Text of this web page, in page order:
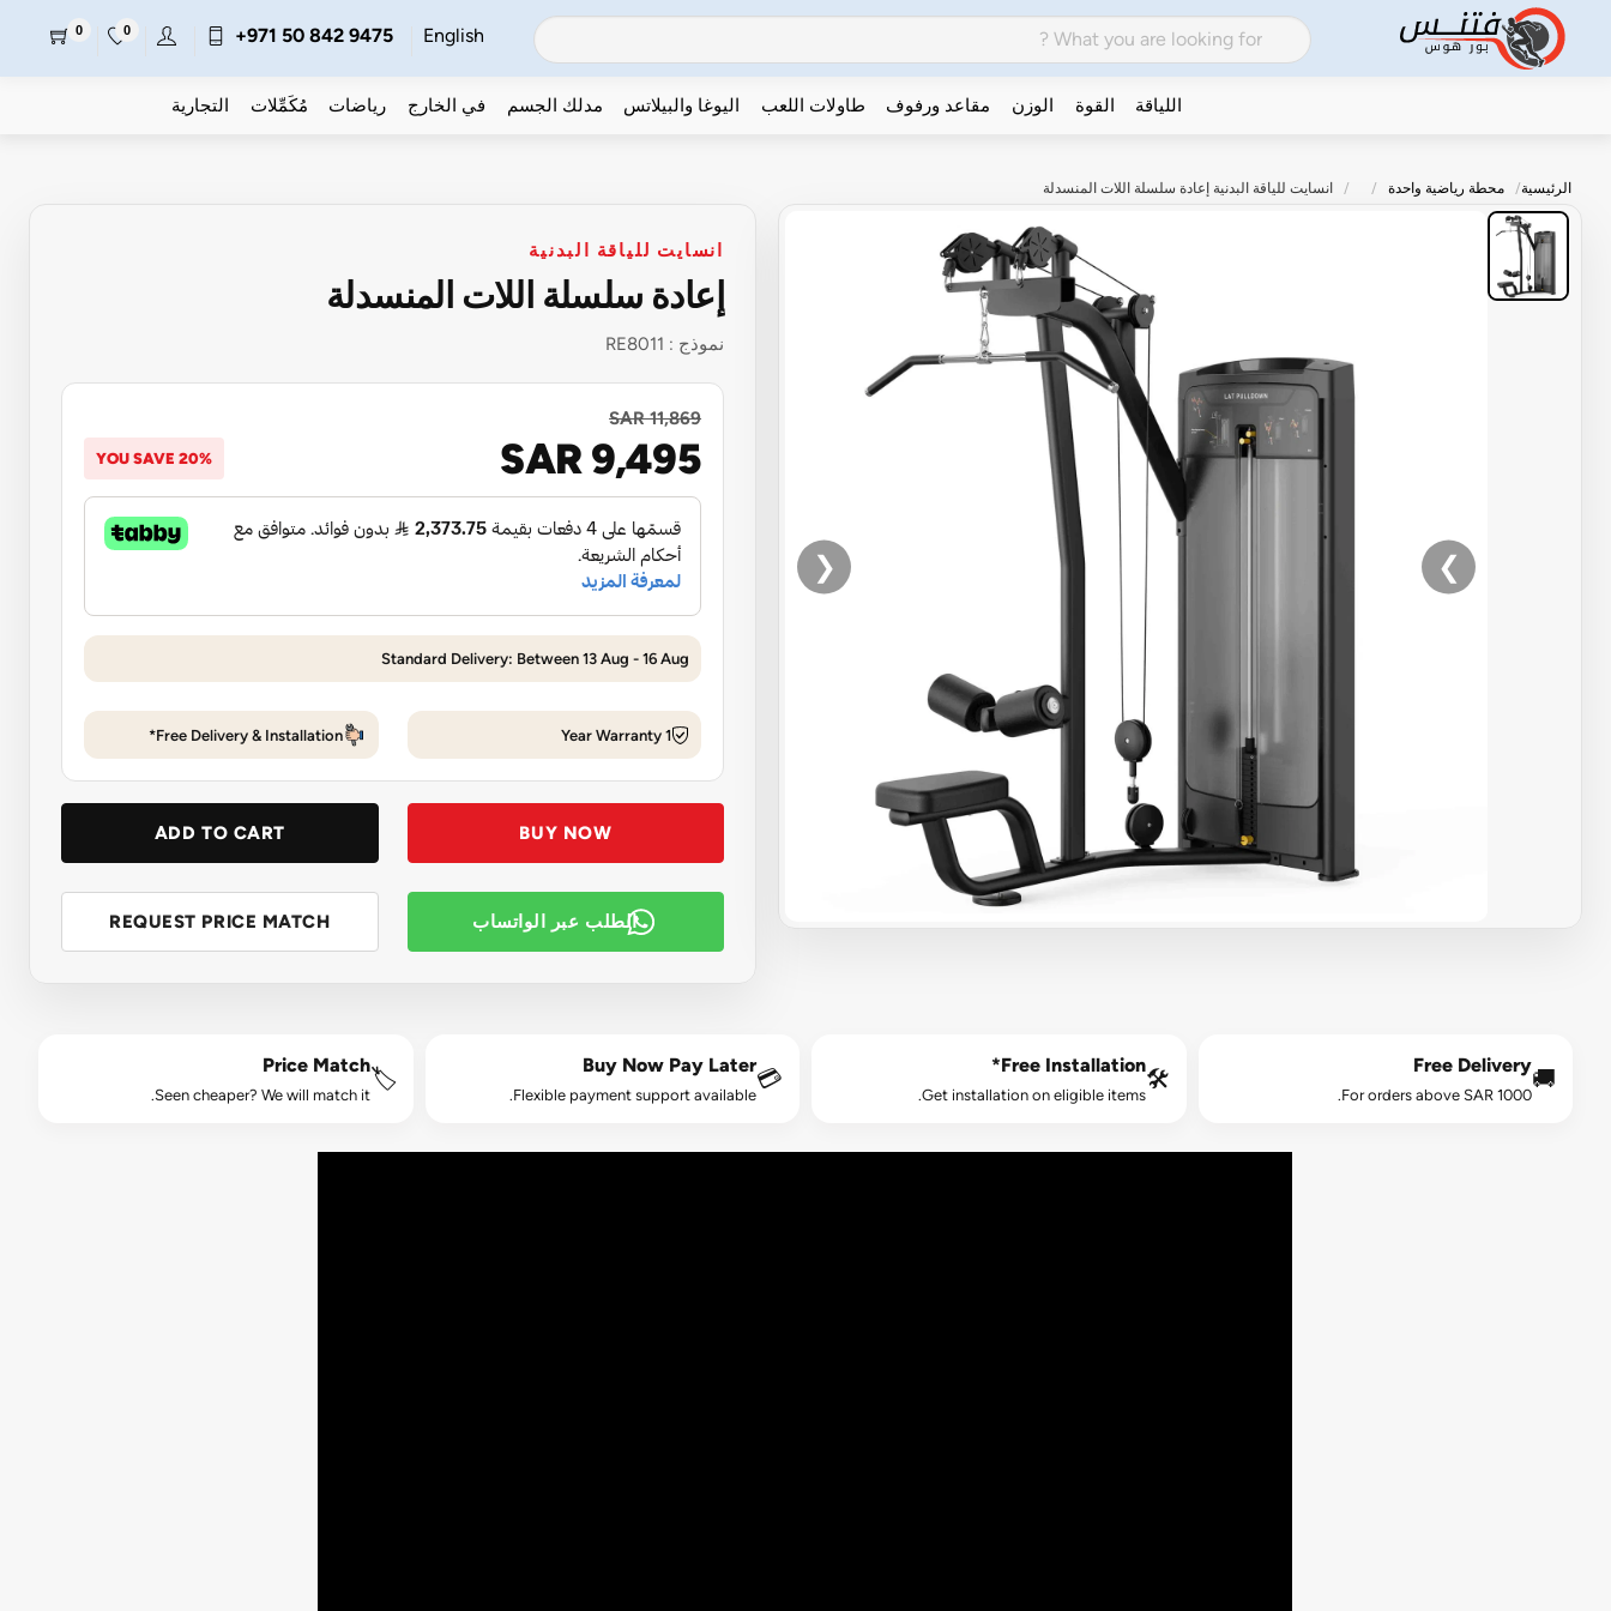
English
+971 50 842 9475
0
0
اللياقة القوة الوزن مقاعد ورفوف طاولات اللعب اليوغا والبيلاتس مدلك الجسم في الخارج رياضات مُكَمِّلات التجارية
الرئيسية محطة رياضية واحدة انسايت للياقة البدنية إعادة سلسلة اللات المنسدلة
❮ ❯
انسايت للياقة البدنية
إعادة سلسلة اللات المنسدلة
نموذج : RE8011
SAR 11,869
SAR 9,495
YOU SAVE 20%
Standard Delivery: Between 13 Aug - 16 Aug
1 Year Warranty
Free Delivery & Installation*
BUY NOW
ADD TO CART
الطلب عبر الواتساب REQUEST PRICE MATCH
🚚
Free Delivery
For orders above SAR 1000.
🛠️
Free Installation*
Get installation on eligible items.
💳
Buy Now Pay Later
Flexible payment support available.
🏷️
Price Match
Seen cheaper? We will match it.